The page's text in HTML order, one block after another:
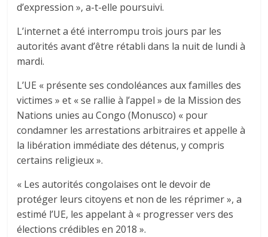
d’expression », a-t-elle poursuivi.
L’internet a été interrompu trois jours par les
autorités avant d’être rétabli dans la nuit de lundi à
mardi.
L’UE « présente ses condoléances aux familles des
victimes » et « se rallie à l’appel » de la Mission des
Nations unies au Congo (Monusco) « pour
condamner les arrestations arbitraires et appelle à
la libération immédiate des détenus, y compris
certains religieux ».
« Les autorités congolaises ont le devoir de
protéger leurs citoyens et non de les réprimer », a
estimé l’UE, les appelant à « progresser vers des
élections crédibles en 2018 ».